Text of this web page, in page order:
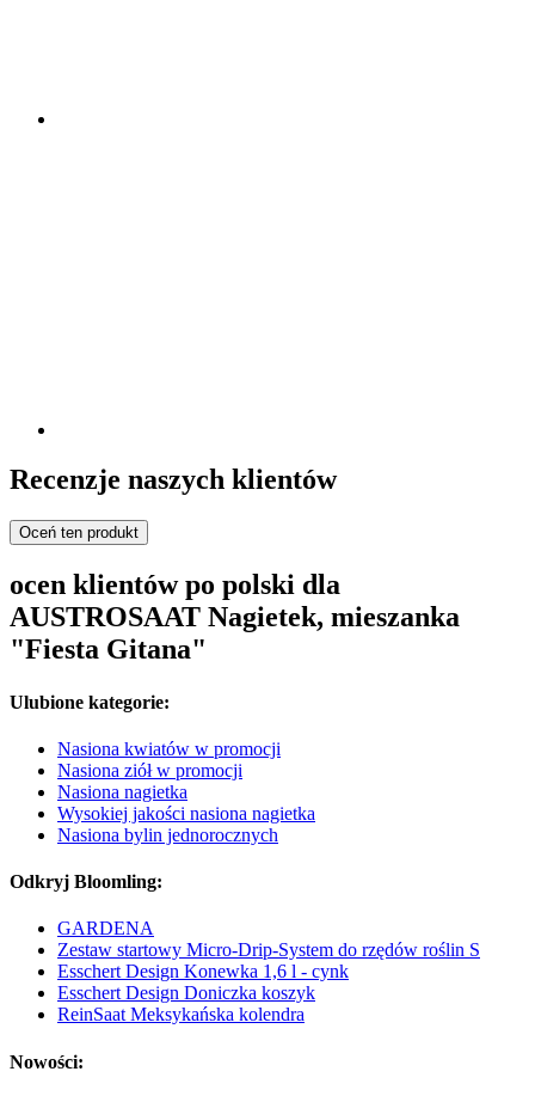
Recenzje naszych klientów
Oceń ten produkt
ocen klientów po polski dla
AUSTROSAAT Nagietek, mieszanka
"Fiesta Gitana"
Ulubione kategorie:
Nasiona kwiatów w promocji
Nasiona ziół w promocji
Nasiona nagietka
Wysokiej jakości nasiona nagietka
Nasiona bylin jednorocznych
Odkryj Bloomling:
GARDENA
Zestaw startowy Micro-Drip-System do rzędów roślin S
Esschert Design Konewka 1,6 l - cynk
Esschert Design Doniczka koszyk
ReinSaat Meksykańska kolendra
Nowości: